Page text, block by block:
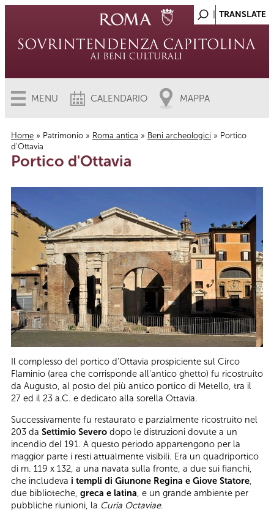
MENU CALENDARIO MAPPA
Tu sei qui
Home » Patrimonio » Roma antica » Beni archeologici » Portico
d'Ottavia
Portico d'Ottavia
Il complesso del portico d'Ottavia prospiciente sul Circo
Flaminio (area che corrisponde all'antico ghetto) fu ricostruito
da Augusto, al posto del più antico portico di Metello, tra il
27 ed il 23 a.C. e dedicato alla sorella Ottavia.
Successivamente fu restaurato e parzialmente ricostruito nel
203 da Settimio Severo dopo le distruzioni dovute a un
incendio del 191. A questo periodo appartengono per la
maggior parte i resti attualmente visibili. Era un quadriportico
di m. 119 x 132, a una navata sulla fronte, a due sui fianchi,
che includeva i templi di Giunone Regina e Giove Statore,
due biblioteche, greca e latina, e un grande ambiente per
pubbliche riunioni, la Curia Octaviae.